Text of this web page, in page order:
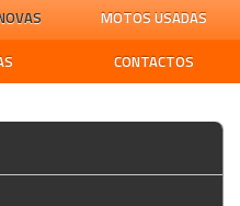
MOTOS USADAS
CONTACTOS